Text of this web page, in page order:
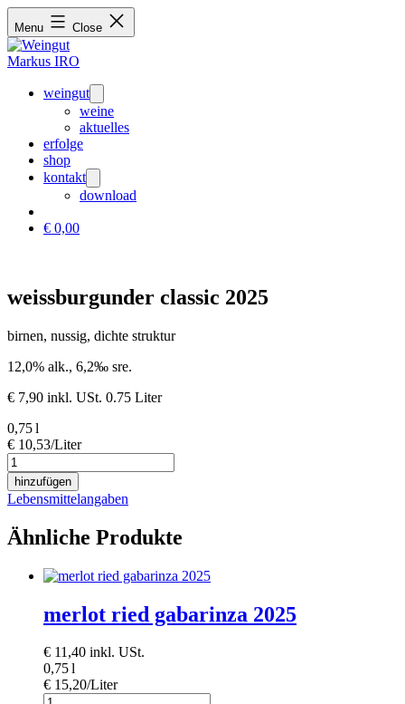
Menu Close
weingut
menu
weine
aktuelles
erfolge
shop
kontakt
menu
download
€ 0,00
weissburgunder classic 2025
birnen, nussig, dichte struktur
12,0% alk., 6,2‰ sre.
€ 7,90 inkl. USt. 0.75 Liter
0,75 l
€ 10,53/Liter
weissburgunder
classic
2025
Menge
hinzufügen
Lebensmittelangaben
Ähnliche Produkte
merlot ried gabarinza 2025
€ 11,40 inkl. USt.
0,75 l
€ 15,20/Liter